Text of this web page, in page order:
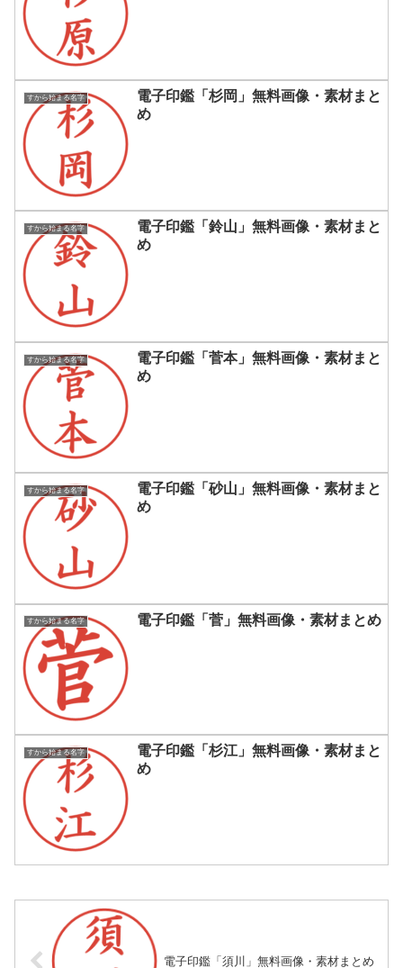
すから始まる名字
電子印鑑「杉岡」無料画像・素材まと
め
すから始まる名字
電子印鑑「鈴山」無料画像・素材まと
め
すから始まる名字
電子印鑑「菅本」無料画像・素材まと
め
すから始まる名字
電子印鑑「砂山」無料画像・素材まと
め
すから始まる名字 電子印鑑「菅」無料画像・素材まとめ
すから始まる名字
電子印鑑「杉江」無料画像・素材まと
め
電子印鑑「須川」無料画像・素材まとめ